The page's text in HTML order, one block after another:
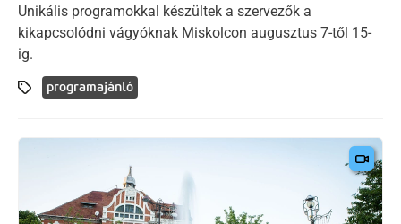
Unikális programokkal készültek a szervezők a
kikapcsolódni vágyóknak Miskolcon augusztus 7-től 15-
ig.
programajánló